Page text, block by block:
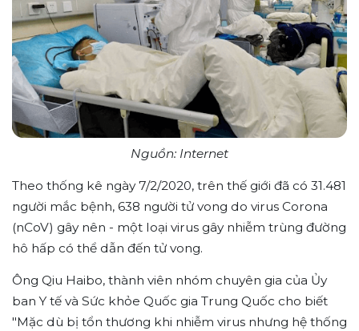
Nguồn: Internet
Theo thống kê ngày 7/2/2020, trên thế giới đã có 31.481
người mắc bệnh, 638 người tử vong do virus Corona
(nCoV) gây nên - một loại virus gây nhiễm trùng đường
hô hấp có thể dẫn đến tử vong.
Ông Qiu Haibo, thành viên nhóm chuyên gia của Ủy
ban Y tế và Sức khỏe Quốc gia Trung Quốc cho biết
"Mặc dù bị tổn thương khi nhiễm virus nhưng hệ thống